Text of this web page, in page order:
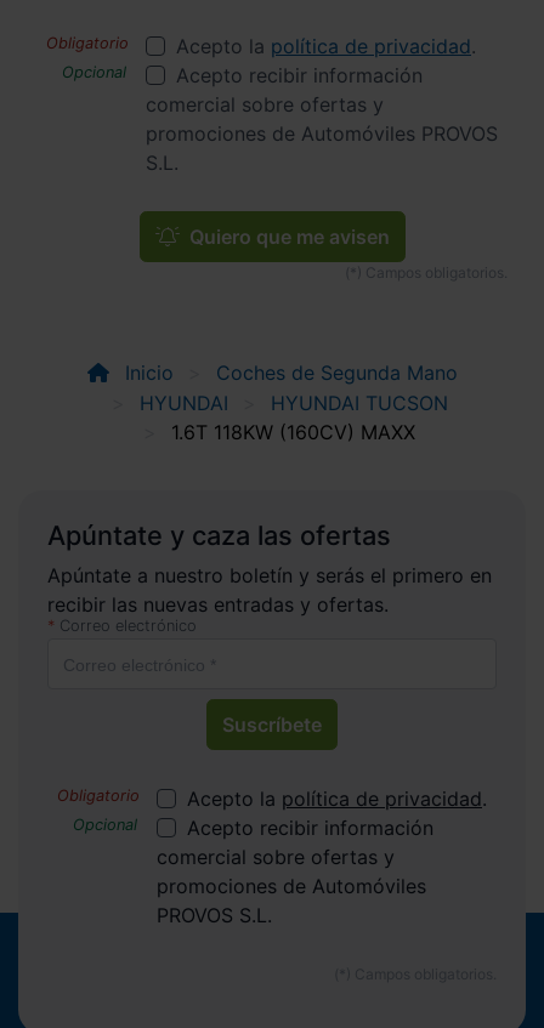
Acepto la política de privacidad.
Acepto recibir información
comercial sobre ofertas y
promociones de Automóviles PROVOS
S.L.
Quiero que me avisen
Inicio
Coches de Segunda Mano
HYUNDAI
HYUNDAI TUCSON
1.6T 118KW (160CV) MAXX
Apúntate y caza las ofertas
Apúntate a nuestro boletín y serás el primero en
recibir las nuevas entradas y ofertas.
Correo electrónico
Suscríbete
Acepto la política de privacidad.
Acepto recibir información
comercial sobre ofertas y
promociones de Automóviles
PROVOS S.L.